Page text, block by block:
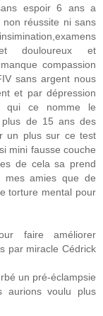
espoir 6 ans a
réussite ni sans
et douloureux et
compassion
sans argent nous
et par dépression
qui ce nomme le
plus de 15 ans des
un plus sur ce test
mini fausse couche
de cela sa prend
mes amies que de
torture mental pour
faire améliorer
par miracle Cédrick
un pré-éclampsie
voulu plus